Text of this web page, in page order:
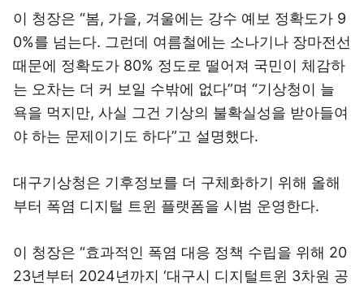
이 청장은 “봄, 가을, 겨울에는 강수 예보 정확도가 9
0%를 넘는다. 그런데 여름철에는 소나기나 장마전선
때문에 정확도가 80% 정도로 떨어져 국민이 체감하
는 오차는 더 커 보일 수밖에 없다”며 “기상청이 늘
욕을 먹지만, 사실 그건 기상의 불확실성을 받아들여
야 하는 문제이기도 하다”고 설명했다.
대구기상청은 기후정보를 더 구체화하기 위해 올해
부터 폭염 디지털 트윈 플랫폼을 시범 운영한다.
이 청장은 “효과적인 폭염 대응 정책 수립을 위해 20
23년부터 2024년까지 ‘대구시 디지털트윈 3차원 공